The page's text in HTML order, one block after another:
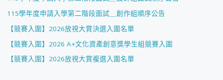
115學年度申請入學第二階段面試＿創作組順序公告
【競賽入圍】2026放視大賞決選入圍名單
【競賽入圍】2026 A+文化資產創意獎學生組競賽入圍
【競賽入圍】2026放視大賞複選入圍名單